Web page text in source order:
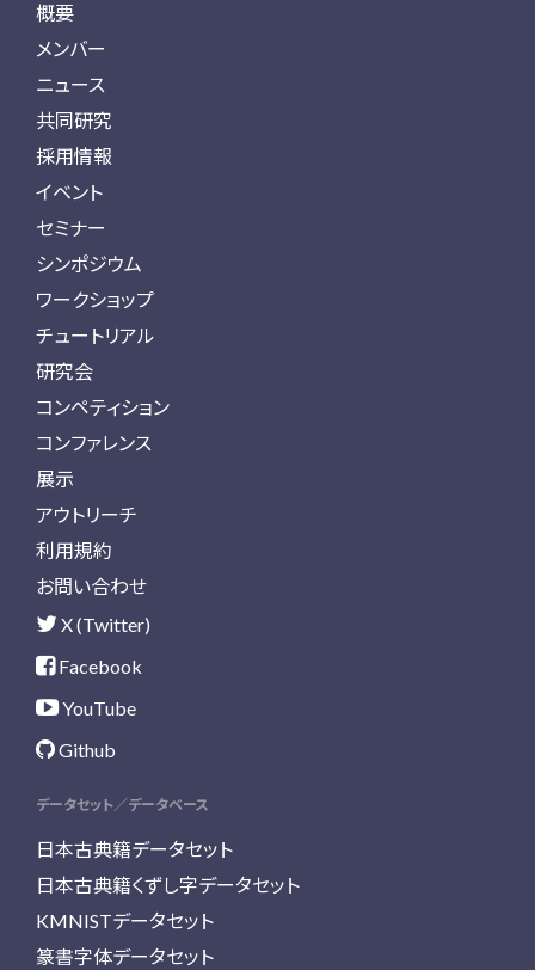
概要
メンバー
ニュース
共同研究
採用情報
イベント
セミナー
シンポジウム
ワークショップ
チュートリアル
研究会
コンペティション
コンファレンス
展示
アウトリーチ
利用規約
お問い合わせ
X (Twitter)
Facebook
YouTube
Github
データセット／データベース
日本古典籍データセット
日本古典籍くずし字データセット
KMNISTデータセット
篆書字体データセット